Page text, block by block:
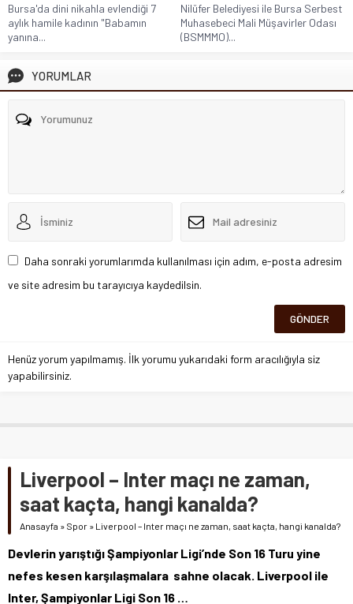
Bursa'da dini nikahla evlendiği 7
aylık hamile kadının "Babamın
yanına...
Nilüfer Belediyesi ile Bursa Serbest
Muhasebeci Mali Müşavirler Odası
(BSMMMO)...
YORUMLAR
Daha sonraki yorumlarımda kullanılması için adım, e-posta adresim
ve site adresim bu tarayıcıya kaydedilsin.
Henüz yorum yapılmamış. İlk yorumu yukarıdaki form aracılığıyla siz
yapabilirsiniz.
Liverpool – Inter maçı ne zaman,
saat kaçta, hangi kanalda?
Anasayfa » Spor » Liverpool – Inter maçı ne zaman, saat kaçta, hangi kanalda?
Devlerin yarıştığı Şampiyonlar Ligi’nde Son 16 Turu yine
nefes kesen karşılaşmalara sahne olacak. Liverpool ile
Inter, Şampiyonlar Ligi Son 16 …